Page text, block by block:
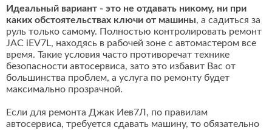
Идеальный вариант - это не отдавать никому, ни при
каких обстоятельствах ключи от машины, а садиться за
руль только самому. Полностью контролировать ремонт
JAC iEV7L, находясь в рабочей зоне с автомастером все
время. Такие условия часто противоречат технике
безопасности автосервиса, зато это избавит Вас от
большинства проблем, а услуга по ремонту будет
максимально прозрачной.
Если для ремонта Джак Иев7Л, по правилам
автосервиса, требуется сдавать машину, то обязательно